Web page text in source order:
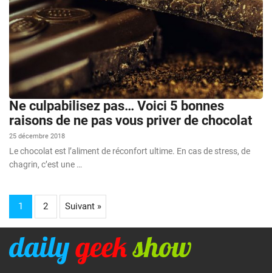
Ne culpabilisez pas… Voici 5 bonnes
raisons de ne pas vous priver de chocolat
25 décembre 2018
Le chocolat est l’aliment de réconfort ultime. En cas de stress, de
chagrin, c’est une …
1 2 Suivant »